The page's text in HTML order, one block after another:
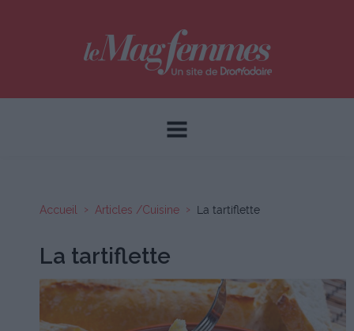
Accueil Articles /Cuisine La tartiflette
La tartiflette